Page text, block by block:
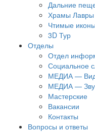
Дальние
Храмы Лавры
Чтимые иконы
3D Тур
Отделы
Отдел
Социальное
МЕДИА —
МЕДИА —
Мастерские
Вакансии
Контакты
Вопросы и ответы